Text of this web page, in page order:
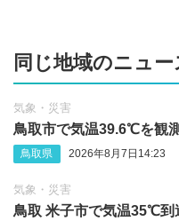
同じ地域のニュー
気象・災害
鳥取市で気温39.6℃を観
鳥取県 2026年8月7日14:23
気象・災害
鳥取 米子市で気温35℃到